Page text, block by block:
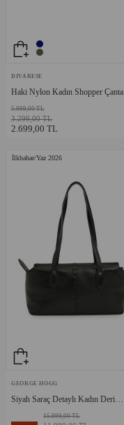
DIVARESE
Haki Nylon Kadın Shopper Çanta
5.999,00 TL
3.299,00 TL
2.699,00 TL
İlkbahar/Yaz 2026
GEORGE HOGG
Siyah Saraç Detaylı Kadın Deri
15.999,00 TL